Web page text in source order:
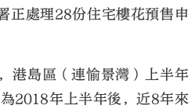
正處理28份住宅樓花預售申
港島區（連愉景灣）上半年
2018年上半年後，近8年來